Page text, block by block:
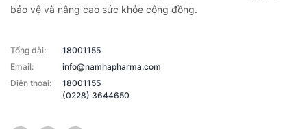
bảo vệ và nâng cao sức khỏe cộng đồng.
Tổng đài:
18001155
Email:
info@namhapharma.com
Điện thoại:
18001155
(0228) 3644650